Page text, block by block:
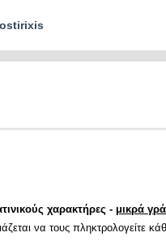
χαρακτήρες - μικρά
να τους πληκτρολογείτε